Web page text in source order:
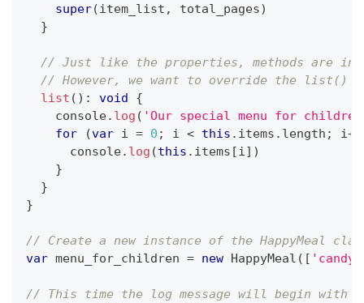
super(item_list , total_pages)
}
// Just like the properties, methods are
// However, we want to override the list()
list ( ) : void
{
console. log ( 'Our special menu for
for
(var i = 0 ; i < this . items . length ; i++
console. log (this . items [i] )
}
}
}
// Create a new instance of the HappyMeal
var menu_for_children = new HappyMeal ( [ 'candy'
// This time the log message will begin with